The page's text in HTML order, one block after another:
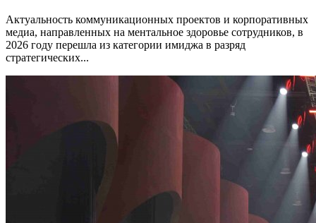
Актуальность коммуникационных проектов и корпоративных
медиа, направленных на ментальное здоровье сотрудников, в
2026 году перешла из категории имиджа в разряд
стратегических...